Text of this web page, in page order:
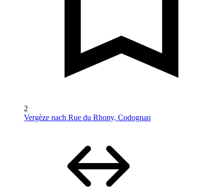
2
Vergèze nach Rue du Rhony, Codognan